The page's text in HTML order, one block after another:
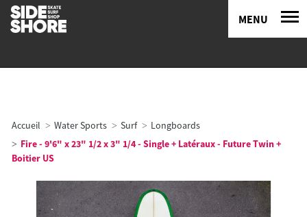
MENU
Accueil Water Sports Surf
Longboards
Fire - 9'6" x 23" 1/2 x 3" 1/4 - Single + Latéraux - Future Twin +
Boitier US